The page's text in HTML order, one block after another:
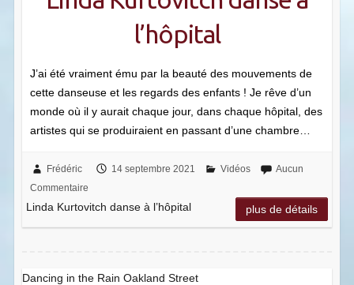
l’hôpital
J’ai été vraiment ému par la beauté des mouvements de
cette danseuse et les regards des enfants ! Je rêve d’un
monde où il y aurait chaque jour, dans chaque hôpital, des
artistes qui se produiraient en passant d’une chambre…
Frédéric 14 septembre 2021 Vidéos
Aucun
Commentaire
Linda Kurtovitch danse à l’hôpital plus de détails
Dancing in the Rain Oakland Street